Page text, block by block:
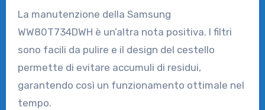
La manutenzione della Samsung
WW80T734DWH è un’altra nota positiva. I filtri
sono facili da pulire e il design del cestello
permette di evitare accumuli di residui,
garantendo così un funzionamento ottimale nel
tempo.